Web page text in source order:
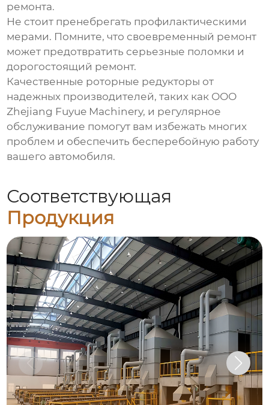
ремонта.
Не стоит пренебрегать профилактическими
мерами. Помните, что своевременный ремонт
может предотвратить серьезные поломки и
дорогостоящий ремонт.
Качественные роторные редукторы от
надежных производителей, таких как ООО
Zhejiang Fuyue Machinery, и регулярное
обслуживание помогут вам избежать многих
проблем и обеспечить бесперебойную работу
вашего автомобиля.
Соответствующая
Продукция